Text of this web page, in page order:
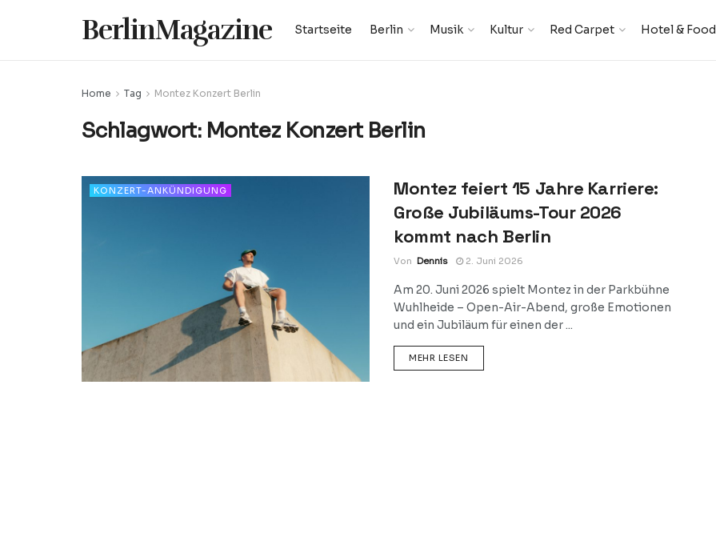
BerlinMagazine Startseite Berlin Musik Kultur Red Carpet Hotel & Food
Home Tag Montez Konzert Berlin
Schlagwort: Montez Konzert Berlin
KONZERT-ANKÜNDIGUNG
Montez feiert 15 Jahre Karriere:
Große Jubiläums-Tour 2026
kommt nach Berlin
Von Dennis 2. Juni 2026
Am 20. Juni 2026 spielt Montez in der Parkbühne
Wuhlheide – Open-Air-Abend, große Emotionen
und ein Jubiläum für einen der ...
MEHR LESEN